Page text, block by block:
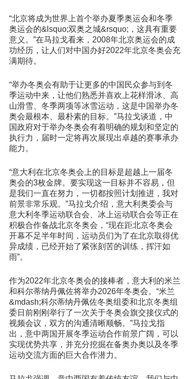
“北京将成为世界上首个举办夏季奥运会和冬季
奥运会的&lsquo;双奥之城&rsquo;，这具有重要
意义。”在马拉戈看来，2008年北京奥运会的成
功经历，让人们对中国办好2022年北京冬奥会充
满期待。
“举办冬奥会有助于让更多的中国民众参与到冬
季运动中来，让他们熟悉并喜欢上花样滑冰、高
山滑雪、冬季两项等冰雪运动，这是中国举办冬
奥会最根本、最朴素的目标。”马拉戈谈道，中
国政府对于举办冬奥会有着明确的规划和坚定的
执行力，届时一定将再次展现出卓越的赛事承办
能力。
“意大利在北京冬奥会上的目标是超越上一届冬
奥会的3枚金牌。要实现这一目标并不容易，但
是我们一直在努力，一切都按照计划推进，我对
前景非常乐观。”马拉戈介绍，意大利奥委会与
意大利冬季运动联合会、冰上运动联合会等正在
积极合作备战北京冬奥会，“现在距北京冬奥会
开幕不足半年时间，运动员们为了在北京取得优
异成绩，已经开始了紧张刻苦的训练，挥汗如
雨”。
作为2022年北京冬奥会的接棒者，意大利的米兰
和科尔蒂纳丹佩佐将举办2026年冬奥会。“米兰
&mdash;科尔蒂纳丹佩佐冬奥组委和北京冬奥组
委日前刚刚举行了一次关于冬奥会旗交接仪式的
视频会议，双方的沟通清晰顺畅。”马拉戈指
出，意中两国开展冬季运动合作前景广阔，可以
实现优势共享，并充分挖掘在备奥办奥以及冬季
运动交流方面的巨大合作潜力。